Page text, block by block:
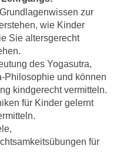
zur
wie Kinder
Sie altersgerecht
des Yogasutra,
Philosophie und können
kindgerecht vermitteln.
für Kinder gelernt
für